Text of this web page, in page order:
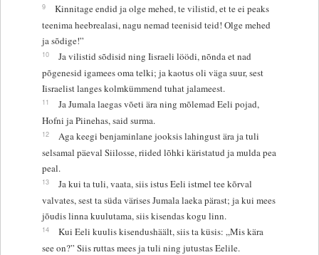
9
Kinnitage endid ja olge mehed, te vilistid, et te ei peaks
teenima heebrealasi, nagu nemad teenisid teid! Olge mehed
ja sõdige!”
10
Ja vilistid sõdisid ning Iisraeli löödi, nõnda et nad
põgenesid igamees oma telki; ja kaotus oli väga suur, sest
Iisraelist langes kolmkümmend tuhat jalameest.
11
Ja Jumala laegas võeti ära ning mõlemad Eeli pojad,
Hofni ja Piinehas, said surma.
12
Aga keegi benjaminlane jooksis lahingust ära ja tuli
selsamal päeval Siilosse, riided lõhki käristatud ja mulda pea
peal.
13
Ja kui ta tuli, vaata, siis istus Eeli istmel tee kõrval
valvates, sest ta süda värises Jumala laeka pärast; ja kui mees
jõudis linna kuulutama, siis kisendas kogu linn.
14
Kui Eeli kuulis kisendushäält, siis ta küsis: „Mis kära
see on?” Siis ruttas mees ja tuli ning jutustas Eelile.